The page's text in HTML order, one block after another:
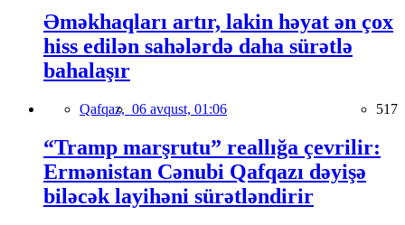
Əməkhaqları artır, lakin həyat ən çox
hiss edilən sahələrdə daha sürətlə
bahalaşır
Qafqaz, 06 avqust, 01:06 517
“Tramp marşrutu” reallığa çevrilir:
Ermənistan Cənubi Qafqazı dəyişə
biləcək layihəni sürətləndirir